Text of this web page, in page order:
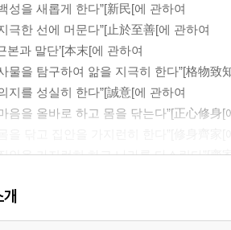
성을 새롭게 한다”[新民[에 관하여
극한 선에 머문다”[止於至善[에 관하여
본과 말단’[本末[에 관하여
물을 탐구하여 앎을 지극히 한다”[格物致
지를 성실히 한다”[誠意[에 관하여
음을 올바로 하고 몸을 닦는다”[正心修身[
안을 가지런히 하고 나라를 다스린다”[齊
례